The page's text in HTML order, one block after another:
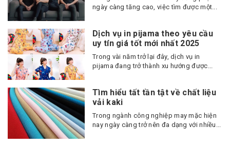
ngày càng tăng cao, việc tìm được một...
Dịch vụ in pijama theo yêu cầu
uy tín giá tốt mới nhất 2025
Trong vài năm trở lại đây, dịch vụ in
pijama đang trở thành xu hướng được...
Tìm hiểu tất tần tật về chất liệu
vải kaki
Trong ngành công nghiệp may mặc hiện
nay ngày càng trở nên đa dạng với nhiều...